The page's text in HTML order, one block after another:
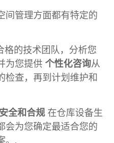
间管理方面都有特定的
的技术团队，分析您
为您提供 个性化咨询从
检查，再到计划维护和
全和合规 在仓库设备生
会为您确定最适合您的
。.